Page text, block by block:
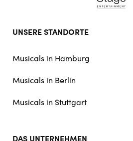
doormat
UNSERE STANDORTE
Musicals in Hamburg
Musicals in Berlin
Musicals in Stuttgart
DAS UNTERNEHMEN